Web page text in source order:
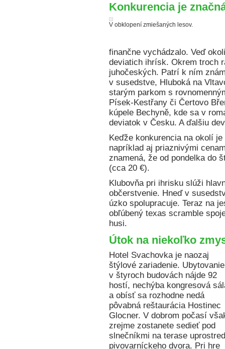
Konkurencia je
V obklopení zmiešaných lesov.
finančne vychádzalo. Veď
deviatich ihrísk. Okrem troch
juhočeských. Patrí k ním
v susedstve, Hluboká na
starým parkom s
Písek-Kestřany či Čertovo
kúpele Bechyně, kde sa v
deviatok v Česku. A ďalšiu
Keďže konkurencia na okolí
napríklad aj priaznivými
znamená, že od pondelka do
(cca 20 €).
Klubovňa pri ihrisku slúži
občerstvenie. Hneď v
úzko spolupracuje. Teraz na
obľúbený texas scramble
husi.
Útok na niekoľko
Hotel Svachovka je naozaj
štýlové zariadenie. Ubytovanie
v štyroch budovách nájde 92
hostí, nechýba kongresová
a obísť sa rozhodne nedá
pôvabná reštaurácia Hostinec
Glocner. V dobrom počasí
zrejme zostanete sedieť pod
slnečníkmi na terase uprostred
pivovarníckeho dvora. Pri hre